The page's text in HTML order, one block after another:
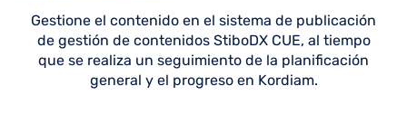
Gestione el contenido en el sistema de publicación
de gestión de contenidos StiboDX CUE, al tiempo
que se realiza un seguimiento de la planificación
general y el progreso en Kordiam.